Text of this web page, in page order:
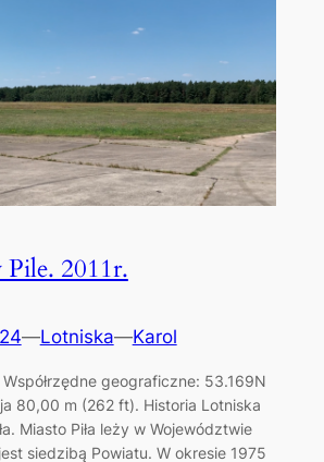
2011r.
—Lotniska—Karol
Współrzędne geograficzne: 53.169N
80,00 m (262 ft). Historia Lotniska
Miasto Piła leży w Województwie
siedzibą Powiatu. W okresie 1975